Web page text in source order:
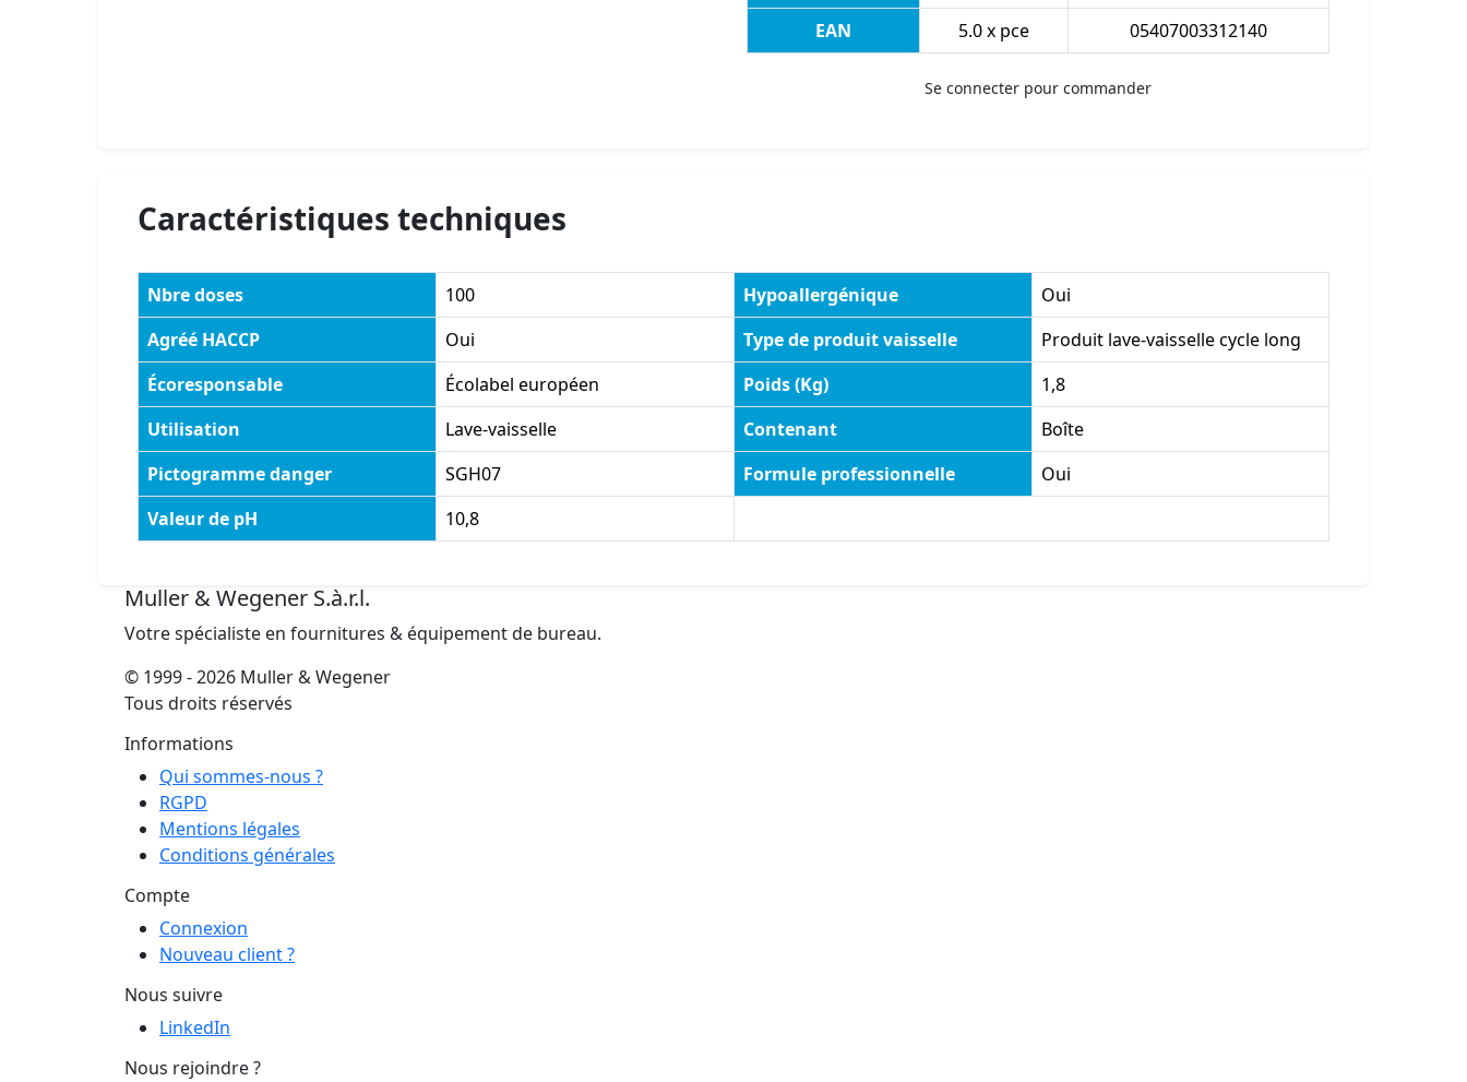
EAN
5.0 x pce 05407003312140
Se connecter pour commander
Caractéristiques techniques
Nbre doses 100 Hypoallergénique
Oui
Agréé HACCP
Oui Type de produit vaisselle
Produit lave-vaisselle cycle long
Écoresponsable
Écolabel européen Poids (Kg)
1,8
Utilisation
Lave-vaisselle Contenant
Boîte
Pictogramme danger
SGH07 Formule professionnelle
Oui
Valeur de pH
10,8
Muller & Wegener S.à.r.l.
Votre spécialiste en fournitures & équipement de bureau.
© 1999 - 2026 Muller & Wegener
Tous droits réservés
Informations
Qui sommes-nous ?
RGPD
Mentions légales
Conditions générales
Compte
Connexion
Nouveau client ?
Nous suivre
LinkedIn
Nous rejoindre ?